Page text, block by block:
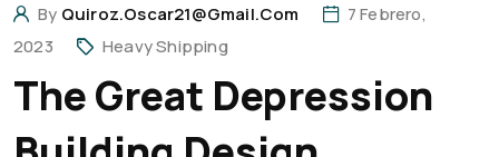
By Quiroz.oscar21@gmail.com
7 Febrero,
2023
Heavy Shipping
The Great Depression